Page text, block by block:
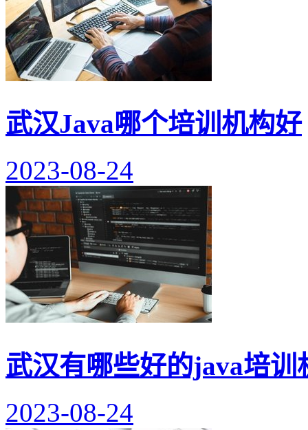
武汉Java哪个培训机构好
2023-08-24
武汉有哪些好的java培训
2023-08-24